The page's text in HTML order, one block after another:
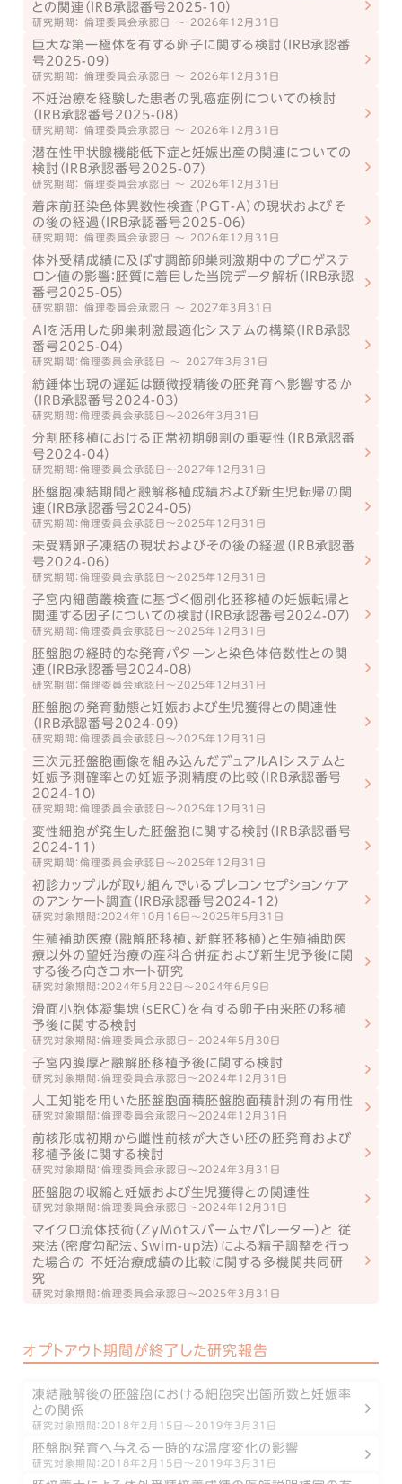
との関連（IRB承認番号2025-10）
研究期間： 倫理委員会承認日 ～ 2026年12月31日
巨大な第一極体を有する卵子に関する検討（IRB承認番
号2025-09）
研究期間： 倫理委員会承認日 ～ 2026年12月31日
不妊治療を経験した患者の乳癌症例についての検討
（IRB承認番号2025-08）
研究期間： 倫理委員会承認日 ～ 2026年12月31日
潜在性甲状腺機能低下症と妊娠出産の関連についての
検討（IRB承認番号2025-07）
研究期間： 倫理委員会承認日 ～ 2026年12月31日
着床前胚染色体異数性検査（PGT-A）の現状およびそ
の後の経過（IRB承認番号2025-06）
研究期間： 倫理委員会承認日 ～ 2026年12月31日
体外受精成績に及ぼす調節卵巣刺激期中のプロゲステ
ロン値の影響：胚質に着目した当院データ解析（IRB承認
番号2025-05）
研究期間： 倫理委員会承認日 ～ 2027年3月31日
AIを活用した卵巣刺激最適化システムの構築(IRB承認
番号2025-04)
研究期間：倫理委員会承認日 ～ 2027年3月31日
紡錘体出現の遅延は顕微授精後の胚発育へ影響するか
（IRB承認番号2024-03）
研究期間：倫理委員会承認日～2026年3月31日
分割胚移植における正常初期卵割の重要性（IRB承認番
号2024-04）
研究期間：倫理委員会承認日～2027年12月31日
胚盤胞凍結期間と融解移植成績および新生児転帰の関
連（IRB承認番号2024-05）
研究期間：倫理委員会承認日～2025年12月31日
未受精卵子凍結の現状およびその後の経過（IRB承認番
号2024-06）
研究期間：倫理委員会承認日～2025年12月31日
子宮内細菌叢検査に基づく個別化胚移植の妊娠転帰と
関連する因子についての検討（IRB承認番号2024-07）
研究期間：倫理委員会承認日～2025年12月31日
胚盤胞の経時的な発育パターンと染色体倍数性との関
連（IRB承認番号2024-08）
研究期間：倫理委員会承認日～2025年12月31日
胚盤胞の発育動態と妊娠および生児獲得との関連性
（IRB承認番号2024-09）
研究期間：倫理委員会承認日～2025年12月31日
三次元胚盤胞画像を組み込んだデュアルAIシステムと
妊娠予測確率との妊娠予測精度の比較（IRB承認番号
2024-10）
研究期間：倫理委員会承認日～2025年12月31日
変性細胞が発生した胚盤胞に関する検討（IRB承認番号
2024-11）
研究期間：倫理委員会承認日～2025年12月31日
初診カップルが取り組んでいるプレコンセプションケア
のアンケート調査（IRB承認番号2024-12）
研究対象期間：2024年10月16日～2025年5月31日
生殖補助医療（融解胚移植、新鮮胚移植）と生殖補助医
療以外の望妊治療の産科合併症および新生児予後に関
する後ろ向きコホート研究
研究対象期間：2024年5月22日～2024年6月9日
滑面小胞体凝集塊（sERC）を有する卵子由来胚の移植
予後に関する検討
研究対象期間：倫理委員会承認日～2024年5月30日
子宮内膜厚と融解胚移植予後に関する検討
研究対象期間：倫理委員会承認日～2024年12月31日
人工知能を用いた胚盤胞面積胚盤胞面積計測の有用性
研究対象期間：倫理委員会承認日～2024年12月31日
前核形成初期から雌性前核が大きい胚の胚発育および
移植予後に関する検討
研究対象期間：倫理委員会承認日～2024年3月31日
胚盤胞の収縮と妊娠および生児獲得との関連性
研究対象期間：倫理委員会承認日～2024年12月31日
マイクロ流体技術（ZyMōtスパームセパレーター）と 従
来法（密度勾配法、Swim-up法）による精子調整を行っ
た場合の 不妊治療成績の比較に関する多機関共同研
究
研究対象期間：倫理委員会承認日～2025年3月31日
オプトアウト期間が終了した研究報告
凍結融解後の胚盤胞における細胞突出箇所数と妊娠率
との関係
研究対象期間：2018年2月15日〜2019年3月31日
胚盤胞発育へ与える一時的な温度変化の影響
研究対象期間：2018年2月15日〜2019年3月31日